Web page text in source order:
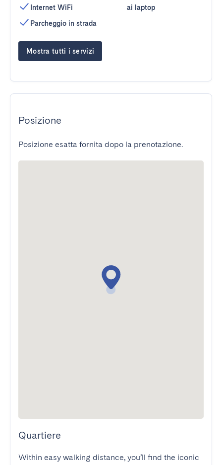
Internet WiFi
Parcheggio in strada
ai laptop
Mostra tutti i servizi
Posizione
Posizione esatta fornita dopo la prenotazione.
Quartiere
Within easy walking distance, you’ll find the iconic